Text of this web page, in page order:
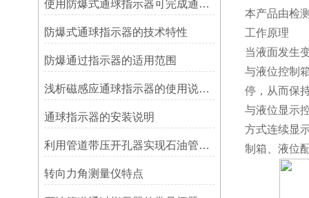
使用防爆式通球指示器可完成通球指示功能
防爆式通球指示器的技术特性
防爆通过指示器的适用范围
浅析磁感应通球指示器的使用说明及特点
​通球指示器的安装说明
利用管道带压开孔器实现石油管道通过指示器的在线维修
转向力角测量仪特点
本产品由检
工作原理
当液面发生
与液位控制
停，从而保
与液位显示
方式连续显
制箱、液位